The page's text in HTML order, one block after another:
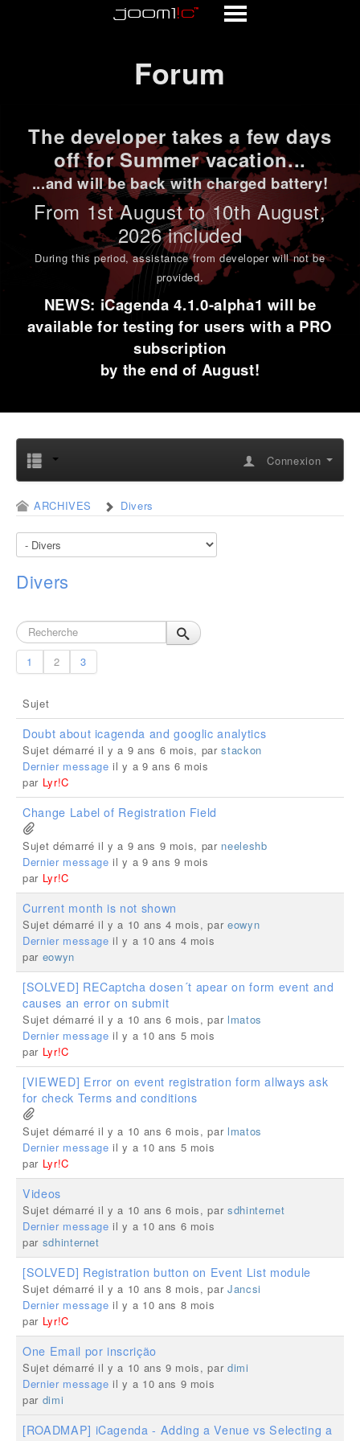
Forum
The developer takes a few days
off for Summer vacation...
...and will be back with charged battery!
From 1stAugust to 10th August,
2026 included
During this period,assistance from developer will not be
provided.
NEWS: iCagenda 4.1.0-alpha1 will be
available for testing for users with a PRO
subscription
by the end of August!
Connexion
ARCHIVES Divers
Divers
1 2 3
Sujet
Doubt about icagenda and googlic analytics
Sujet démarré il y a 9 ans 6 mois, parstackon
Dernier message il y a 9 ans 6 mois
par Lyr!C
Change Label of Registration Field
Sujet démarré il y a 9 ans 9 mois, par neeleshb
Dernier message il y a 9 ans 9 mois
par Lyr!C
Current month is not shown
Sujet démarré il y a 10 ans 4 mois, par eowyn
Dernier message il y a 10 ans 4 mois
par eowyn
[SOLVED] RECaptcha dosen´t apear on form event and
causes an error on submit
Sujet démarré il y a 10 ans 6 mois, par lmatos
Dernier message il y a 10 ans 5 mois
par Lyr!C
[VIEWED] Error on event registration form allways ask
for check Terms and conditions
Sujet démarré il y a 10 ans 6 mois, par lmatos
Dernier message il y a 10 ans 5 mois
par Lyr!C
Videos
Sujet démarré il y a 10 ans 6 mois, par sdhinternet
Dernier message il y a 10 ans 6 mois
par sdhinternet
[SOLVED] Registration button on Event List module
Sujet démarré il y a 10 ans 8 mois, par Jancsi
Dernier message il y a 10 ans 8 mois
par Lyr!C
One Email por inscrição
Sujet démarré il y a 10 ans 9 mois, par dimi
Dernier message il y a 10 ans 9 mois
par dimi
[ROADMAP] iCagenda - Adding a Venue vs Selecting a